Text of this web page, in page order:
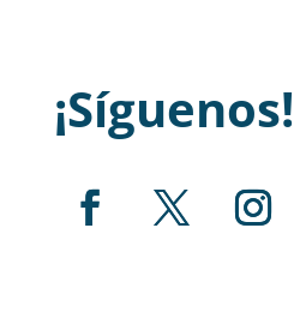
¡Síguenos!